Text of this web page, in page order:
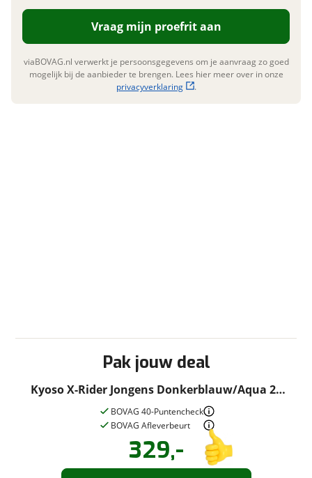
Pak jouw deal
Kyoso X-Rider Jongens Donkerblauw/Aqua 20
inch 2026
BOVAG 40-Puntencheck
BOVAG Afleverbeurt
329,-
Vraag eenproefrit
aan!
vraag!
Vraag mijn proefrit aan
viaBOVAG.nl verwerkt je persoonsgegevens om je aanvraag zo goed
mogelijk bij de aanbieder te brengen. Lees hier meer over in onze
privacyverklaring
.